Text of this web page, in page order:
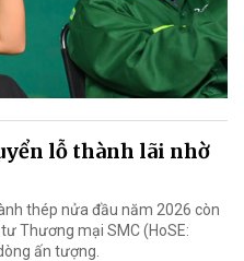
lỗ thành lãi nhờ
thép nửa đầu năm 2026 còn
Thương mại SMC (HoSE:
ấn tượng.